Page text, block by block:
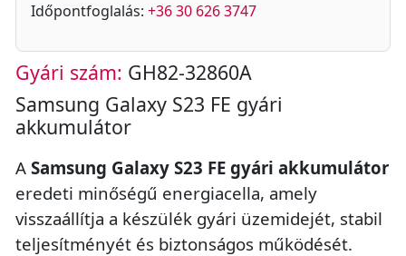
Időpontfoglalás: +36 30 626 3747
Gyári szám: GH82-32860A
Samsung Galaxy S23 FE gyári
akkumulátor
A Samsung Galaxy S23 FE gyári akkumulátor
eredeti minőségű energiacella, amely
visszaállítja a készülék gyári üzemidejét, stabil
teljesítményét és biztonságos működését.